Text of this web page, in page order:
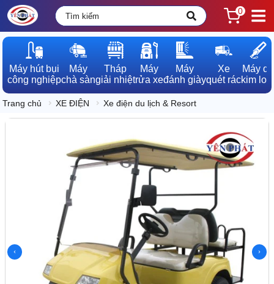
0
Máy hút bụi
công nghiệp
Máy
chà sàn
Tháp
giải nhiệt
Máy
rửa xe
Máy
đánh giày
Xe
quét rác
Máy dò
kim loại
Trang chủ XE ĐIỆN Xe điện du lịch & Resort